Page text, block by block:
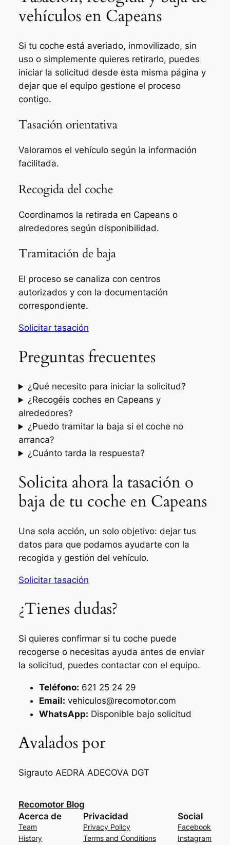
vehículos en Capeans
Si tu coche está averiado, inmovilizado, sin
uso o simplemente quieres retirarlo, puedes
iniciar la solicitud desde esta misma página y
dejar que el equipo gestione el proceso
contigo.
Tasación orientativa
Valoramos el vehículo según la información
facilitada.
Recogida del coche
Coordinamos la retirada en Capeans o
alrededores según disponibilidad.
Tramitación de baja
El proceso se canaliza con centros
autorizados y con la documentación
correspondiente.
Solicitar tasación
Preguntas frecuentes
¿Qué necesito para iniciar la solicitud?
¿Recogéis coches en Capeans y
alrededores?
¿Puedo tramitar la baja si el coche no
arranca?
¿Cuánto tarda la respuesta?
Solicita ahora la tasación o
baja de tu coche en Capeans
Una sola acción, un solo objetivo: dejar tus
datos para que podamos ayudarte con la
recogida y gestión del vehículo.
Solicitar tasación
¿Tienes dudas?
Si quieres confirmar si tu coche puede
recogerse o necesitas ayuda antes de enviar
la solicitud, puedes contactar con el equipo.
Teléfono: 621 25 24 29
Email: vehiculos@recomotor.com
WhatsApp: Disponible bajo solicitud
Avalados por
Sigrauto AEDRA ADECOVA DGT
Recomotor Blog
Acerca de
Team
History
Privacidad
Privacy Policy
Terms and Conditions
Social
Facebook
Instagram